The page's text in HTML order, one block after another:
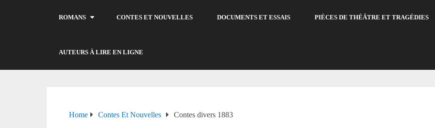
ROMANS CONTES ET NOUVELLES DOCUMENTS ET ESSAIS PIÈCES DE THÉÂTRE ET TRAGÉDIES
AUTEURS À LIRE EN LIGNE
Home Contes Et Nouvelles Contes divers 1883